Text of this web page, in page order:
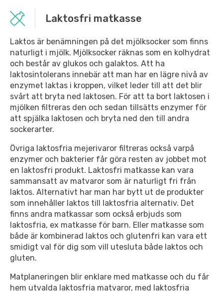
Laktosfri matkasse
Laktos är benämningen på det mjölksocker som finns
naturligt i mjölk. Mjölksocker räknas som en kolhydrat
och består av glukos och galaktos. Att ha
laktosintolerans innebär att man har en lägre nivå av
enzymet laktas i kroppen, vilket leder till att det blir
svårt att bryta ned laktosen. För att ta bort laktosen i
mjölken filtreras den och sedan tillsätts enzymer för
att spjälka laktosen och bryta ned den till andra
sockerarter.
Övriga laktosfria mejerivaror filtreras också varpå
enzymer och bakterier får göra resten av jobbet mot
en laktosfri produkt. Laktosfri matkasse kan vara
sammansatt av matvaror som är naturligt fri från
laktos. Alternativt har man har bytt ut de produkter
som innehåller laktos till laktosfria alternativ. Det
finns andra matkassar som också erbjuds som
laktosfria, ex matkasse för barn. Eller matkasse som
både är kombinerad laktos och glutenfri kan vara ett
smidigt val för dig som vill utesluta både laktos och
gluten.
Matplaneringen blir enklare med matkasse och du får
hem utvalda laktosfria matvaror, med laktosfria